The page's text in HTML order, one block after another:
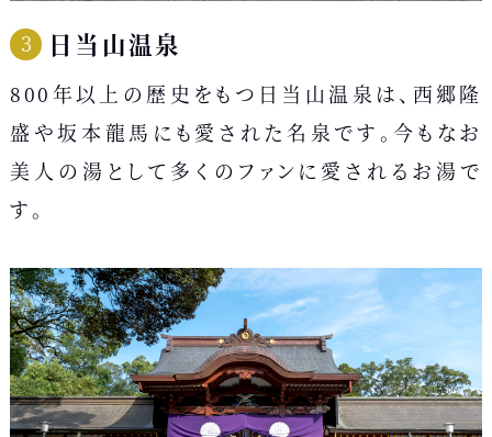
日当山温泉
800年以上の歴史をもつ日当山温泉は、西郷隆
盛や坂本龍馬にも愛された名泉です。今もなお
美人の湯として多くのファンに愛されるお湯で
す。